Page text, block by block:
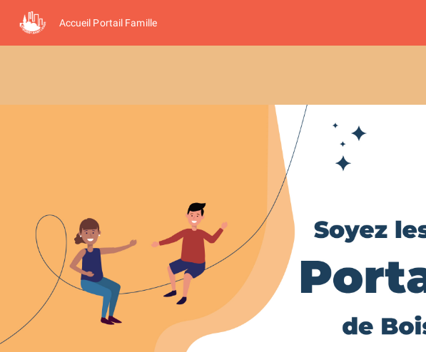
Accueil Portail Famille